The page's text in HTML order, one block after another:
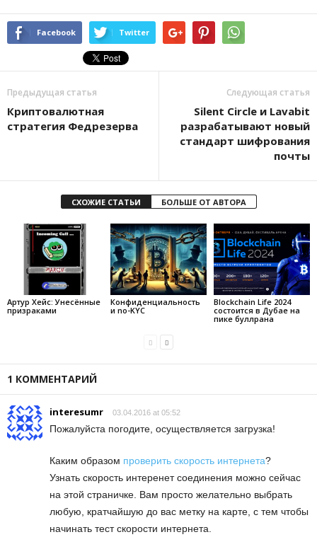
Facebook Twitter
Предыдущая статья
Криптовалютная
стратегия Федрезерва
Следующая статья
Silent Circle и Lavabit
разрабатывают новый
стандарт шифрования
почты
СХОЖИЕ СТАТЬИ БОЛЬШЕ ОТ АВТОРА
Артур Хейс: Унесённые
призраками
Конфиденциальность
и no-KYC
Blockchain Life 2024
состоится в Дубае на
пике буллрана
1 КОММЕНТАРИЙ
interesumr 03.04.2016 at 05:52
Пожалуйста погодите, осуществляется загрузка!
Каким образом проверить скорость интернета?
Узнать скорость интеренет соединения можно сейчас
на этой страничке. Вам просто желательно выбрать
любую, кратчайшую до вас метку на карте, с тем чтобы
начинать тест скорости интернета.